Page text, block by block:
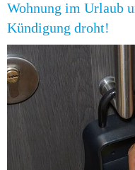
Wohnung im Urlaub
Kündigung droht!